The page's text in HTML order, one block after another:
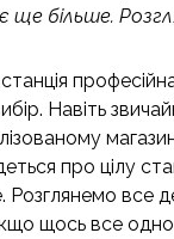
ще більше.
Навіть
про цілу
Розглянемо все
щось все